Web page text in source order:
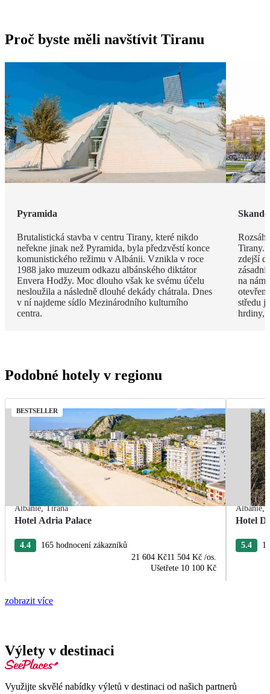
Proč byste měli navštívit Tiranu
Pyramida
Brutalistická stavba v centru Tirany, které nikdo
neřekne jinak než Pyramida, byla předzvěstí konce
komunistického režimu v Albánii. Vznikla v roce
1988 jako muzeum odkazu albánského diktátor
Envera Hodžy. Moc dlouho však ke svému účelu
nesloužila a následně dlouhé dekády chátrala. Dnes
v ní najdeme sídlo Mezinárodního kulturního
centra.
Tirany.
zdejší
na
středu
hrdiny,
Podobné hotely v regionu
BESTSELLER
Albánie,Tirana
Hotel Adria Palace
4.4
165 hodnocení zákazníků
21 604 Kč11 504 Kč /os.
Ušetřete 10 100 Kč
Albánie,
Hotel
5.4
zobrazit více
Výlety v destinaci
Využijte skvělé nabídky výletů v destinaci od našich partnerů